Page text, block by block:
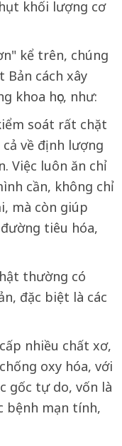
khối lượng cơ
kể trên, chúng
Bản cách xây
khoa học, như:
soát rất chặt
về định lượng
Việc luôn ăn chỉ
cần, không chỉ
mà còn giúp
tiêu hóa,
thường có
đặc biệt là các
nhiều chất xơ,
oxy hóa, với
gốc tự do, vốn là
bệnh mạn tính,